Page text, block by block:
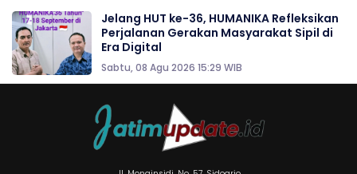
Jelang HUT ke-36, HUMANIKA Refleksikan
Perjalanan Gerakan Masyarakat Sipil di
Era Digital
Sabtu, 08 Agu 2026 15:29 WIB